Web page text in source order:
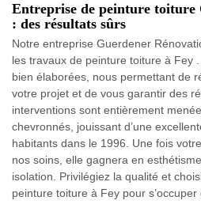
Entreprise de peinture toiture
: des résultats sûrs
Notre entreprise Guerdener
les travaux de peinture toiture à Fey
bien élaborées, nous permettant de
votre projet et de vous garantir des
interventions sont entièrement
chevronnés, jouissant d’une
habitants dans le 1996. Une fois
nos soins, elle gagnera en
isolation. Privilégiez la qualité et
peinture toiture à Fey pour s’occuper